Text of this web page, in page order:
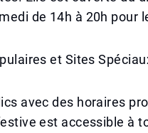
de 14h à 20h pour
et Sites
avec des horaires
est accessible à